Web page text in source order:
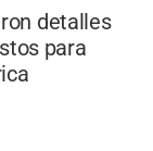
detalles
para